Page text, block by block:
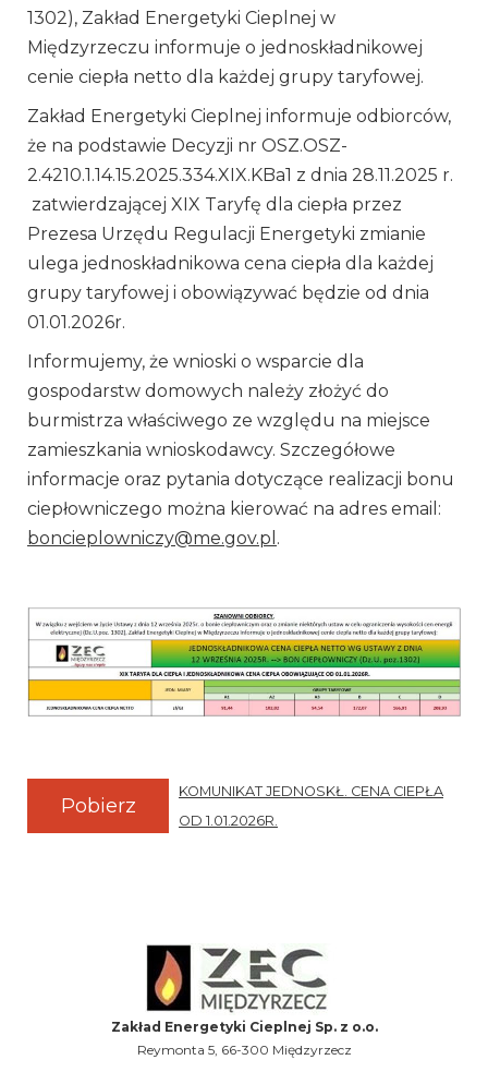
1302), Zakład Energetyki Cieplnej w
Międzyrzeczu informuje o jednoskładnikowej
cenie ciepła netto dla każdej grupy taryfowej.
Zakład Energetyki Cieplnej informuje odbiorców,
że na podstawie Decyzji nr OSZ.OSZ-
2.4210.1.14.15.2025.334.XIX.KBa1 z dnia 28.11.2025 r.
zatwierdzającej XIX Taryfę dla ciepła przez
Prezesa Urzędu Regulacji Energetyki zmianie
ulega jednoskładnikowa cena ciepła dla każdej
grupy taryfowej i obowiązywać będzie od dnia
01.01.2026r.
Informujemy, że wnioski o wsparcie dla
gospodarstw domowych należy złożyć do
burmistrza właściwego ze względu na miejsce
zamieszkania wnioskodawcy. Szczegółowe
informacje oraz pytania dotyczące realizacji bonu
ciepłowniczego można kierować na adres email:
boncieplowniczy@me.gov.pl .
KOMUNIKAT JEDNOSKŁ. CENA CIEPŁA
OD 1.01.2026R.
Pobierz
Zakład Energetyki Cieplnej Sp. z o.o.
Reymonta 5, 66-300 Międzyrzecz